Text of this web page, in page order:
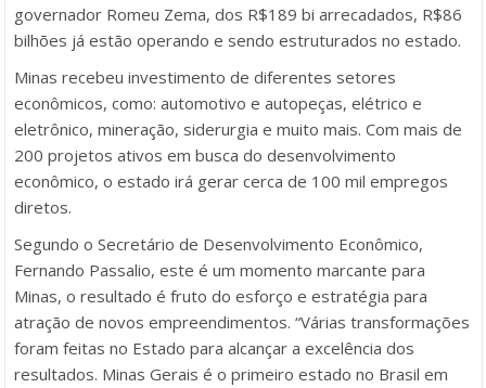
governador Romeu Zema, dos R$189 bi arrecadados, R$86
bilhões já estão operando e sendo estruturados no estado.
Minas recebeu investimento de diferentes setores
econômicos, como: automotivo e autopeças, elétrico e
eletrônico, mineração, siderurgia e muito mais. Com mais de
200 projetos ativos em busca do desenvolvimento
econômico, o estado irá gerar cerca de 100 mil empregos
diretos.
Segundo o Secretário de Desenvolvimento Econômico,
Fernando Passalio, este é um momento marcante para
Minas, o resultado é fruto do esforço e estratégia para
atração de novos empreendimentos. “Várias transformações
foram feitas no Estado para alcançar a excelência dos
resultados. Minas Gerais é o primeiro estado no Brasil em